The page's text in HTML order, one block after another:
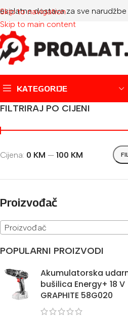
Skip to navigation
Skip to main content
dostava za sve narudžbe
KATEGORIJE
Jacuzzi
FILTRIRAJ PO CIJENI
Cijena: 0 KM — 100 KM
Proizvođač
Proizvođač
POPULARNI PROIZVODI
Akumulatorska
bušilica Energy+ 18 V
GRAPHITE 58G020